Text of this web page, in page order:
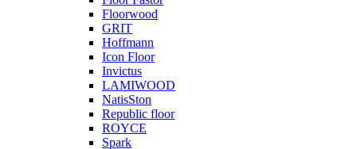
Floorwood
GRIT
Hoffmann
Icon Floor
Invictus
LAMIWOOD
NatisSton
Republic floor
ROYCE
Spark